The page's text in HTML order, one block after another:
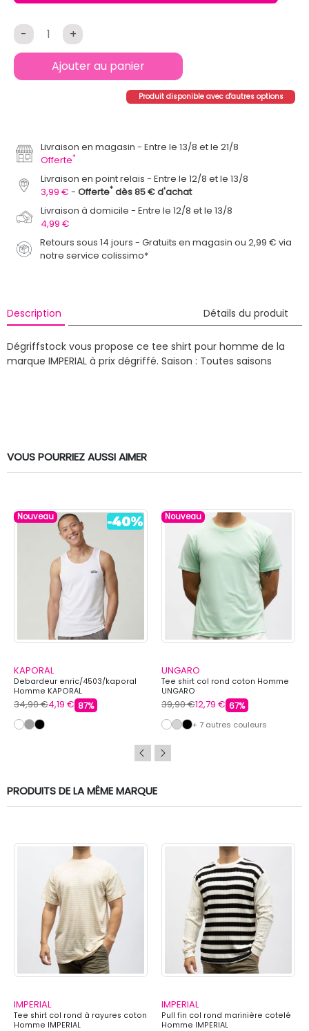
- +
Ajouter au panier
Produit disponible avec d'autres options
Livraison en magasin
Entre le 13/8 et le 21/8
Offerte*
Livraison en point relais
Entre le 12/8 et le 13/8
3,99 €
Offerte* dès 85 € d'achat
Livraison à domicile
Entre le 12/8 et le 13/8
4,99 €
Retours sous 14 jours - Gratuits en magasin ou 2,99 € via
notre service colissimo*
Description Détails du produit
Dégriffstock vous propose ce tee shirt pour homme de la
marque IMPERIAL à prix dégriffé. Saison : Toutes saisons
VOUS POURRIEZ AUSSI AIMER
Nouveau
KAPORAL
Debardeur enric/4503/kaporal
Homme KAPORAL
34,90 €4,19 € 87%
Nouveau
UNGARO
Tee shirt col rond coton Homme
UNGARO
39,90 €12,79 € 67%
+ 7 autres couleurs
PRODUITS DE LA MÊME MARQUE
IMPERIAL
Tee shirt col rond à rayures coton
Homme IMPERIAL
IMPERIAL
Pull fin col rond marinière cotelé
Homme IMPERIAL